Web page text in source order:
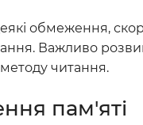
обмеження,
Важливо
методу читання.
пам'яті